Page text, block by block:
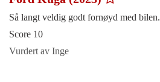
Så langt veldig godt fornøyd med bilen.
Score 10
Vurdert av Inge